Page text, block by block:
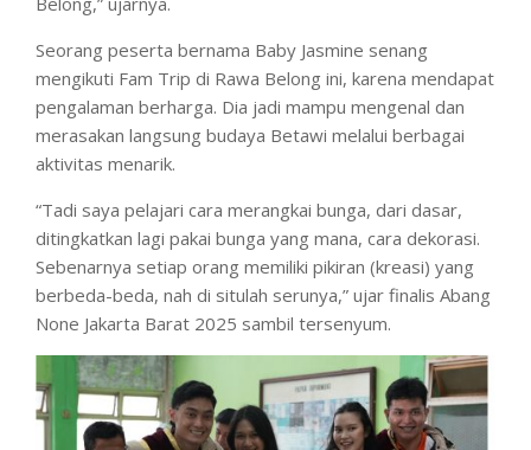
Seorang peserta bernama Baby Jasmine senang
mengikuti Fam Trip di Rawa Belong ini, karena mendapat
pengalaman berharga. Dia jadi mampu mengenal dan
merasakan langsung budaya Betawi melalui berbagai
aktivitas menarik.
“Tadi saya pelajari cara merangkai bunga, dari dasar,
ditingkatkan lagi pakai bunga yang mana, cara dekorasi.
Sebenarnya setiap orang memiliki pikiran (kreasi) yang
berbeda-beda, nah di situlah serunya,” ujar finalis Abang
None Jakarta Barat 2025 sambil tersenyum.